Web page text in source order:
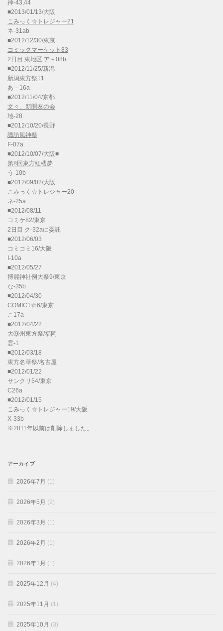
神-43,44
■2013/01/13/大阪
こみっく☆トレジャー21
ネ-31ab
■2012/12/30/東京
コミックマーケット83
2日目 東地区 ア－08b
■2012/11/25/新潟
新潟東方祭11
あ－16a
■2012/11/04/京都
文々。新聞友の会
地-28
■2012/10/20/長野
諏訪風神祭
F-07a
■2012/10/07/大阪■
第8回東方紅楼夢
う-10b
■2012/09/02/大阪
こみっく☆トレジャー20
ネ-25a
■2012/08/11
コミケ82/東京
2日目 ク-32aに委託
■2012/06/03
コミコミ16/大阪
I-10a
■2012/05/27
博麗神社例大祭9/東京
な-35b
■2012/04/30
COMIC1☆6/東京
こ17a
■2012/04/22
大⑨州東方祭/福岡
霊-1
■2012/03/18
東方名華祭/名古屋
■2012/01/22
サンクリ54/東京
C26a
■2012/01/15
こみっく☆トレジャー19/大阪
X-33b
※2011年以前は削除しました。
アーカイブ
2026年7月 (1)
2026年5月 (2)
2026年3月 (1)
2026年2月 (1)
2026年1月 (1)
2025年12月 (4)
2025年11月 (1)
2025年10月 (3)